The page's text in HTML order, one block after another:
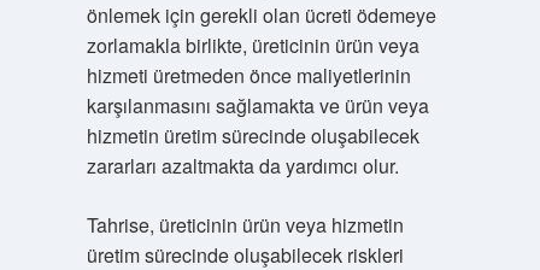
önlemek için gerekli olan ücreti ödemeye
zorlamakla birlikte, üreticinin ürün veya
hizmeti üretmeden önce maliyetlerinin
karşılanmasını sağlamakta ve ürün veya
hizmetin üretim sürecinde oluşabilecek
zararları azaltmakta da yardımcı olur.
Tahrise, üreticinin ürün veya hizmetin
üretim sürecinde oluşabilecek riskleri